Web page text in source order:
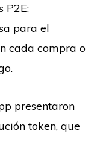
P2E;
para el
cada compra o
presentaron
token, que